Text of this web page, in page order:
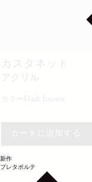
新作
プレタポルテ
カスタネット
アクリル
カラー dark brown